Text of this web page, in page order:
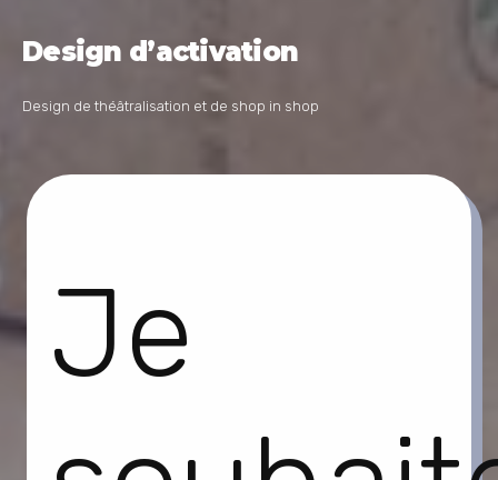
Je
Design d’activation
Design de théâtralisation et de shop in shop